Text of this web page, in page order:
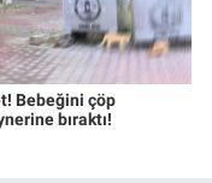
Bebeğini çöp
bıraktı!